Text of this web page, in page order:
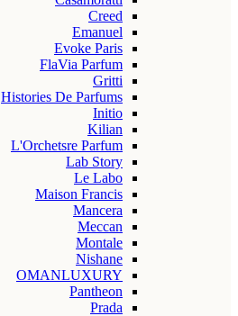
Creed
Emanuel
Evoke Paris
FlaVia Parfum
Gritti
Histories De Parfums
Initio
Kilian
L'Orchetsre Parfum
Lab Story
Le Labo
Maison Francis
Mancera
Meccan
Montale
Nishane
OMANLUXURY
Pantheon
Prada